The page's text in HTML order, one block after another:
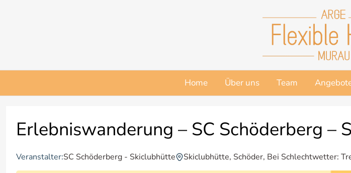
Home Über uns Team
Erlebniswanderung – SC Schöderberg –
SC Schöderberg - Skiclubhütte Skiclubhütte, Schöder, Bei Schlechtwetter: